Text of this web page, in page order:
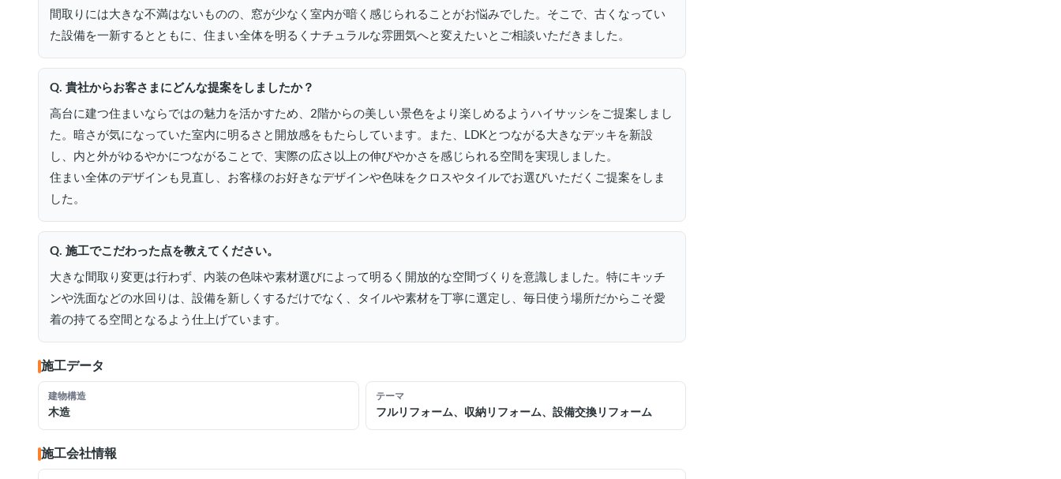
間取りには大きな不満はないものの、窓が少なく室内が暗く感じられることがお悩みでした。そこで、古くなってい
た設備を一新するとともに、住まい全体を明るくナチュラルな雰囲気へと変えたいとご相談いただきました。
Q. 貴社からお客さまにどんな提案をしましたか？
高台に建つ住まいならではの魅力を活かすため、2階からの美しい景色をより楽しめるようハイサッシをご提案しまし
た。暗さが気になっていた室内に明るさと開放感をもたらしています。また、LDKとつながる大きなデッキを新設
し、内と外がゆるやかにつながることで、実際の広さ以上の伸びやかさを感じられる空間を実現しました。
住まい全体のデザインも見直し、お客様のお好きなデザインや色味をクロスやタイルでお選びいただくご提案をしま
した。
Q. 施工でこだわった点を教えてください。
大きな間取り変更は行わず、内装の色味や素材選びによって明るく開放的な空間づくりを意識しました。特にキッチ
ンや洗面などの水回りは、設備を新しくするだけでなく、タイルや素材を丁寧に選定し、毎日使う場所だからこそ愛
着の持てる空間となるよう仕上げています。
施工データ
建物構造
木造
テーマ
フルリフォーム、収納リフォーム、設備交換リフォーム
施工会社情報